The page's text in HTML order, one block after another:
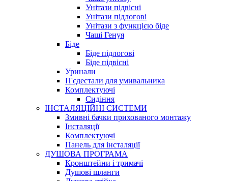
Унітази підвісні
Унітази підлогові
Унітази з функцією біде
Чаші Генуя
Біде
Біде підлогові
Біде підвісні
Уринали
П'єдестали для умивальника
Комплектуючі
Сидіння
ІНСТАЛЯЦІЙНІ СИСТЕМИ
Змивні бачки прихованого монтажу
Інсталяції
Комплектуючі
Панель для інсталяції
ДУШОВА ПРОГРАМА
Кронштейни і тримачі
Душові шланги